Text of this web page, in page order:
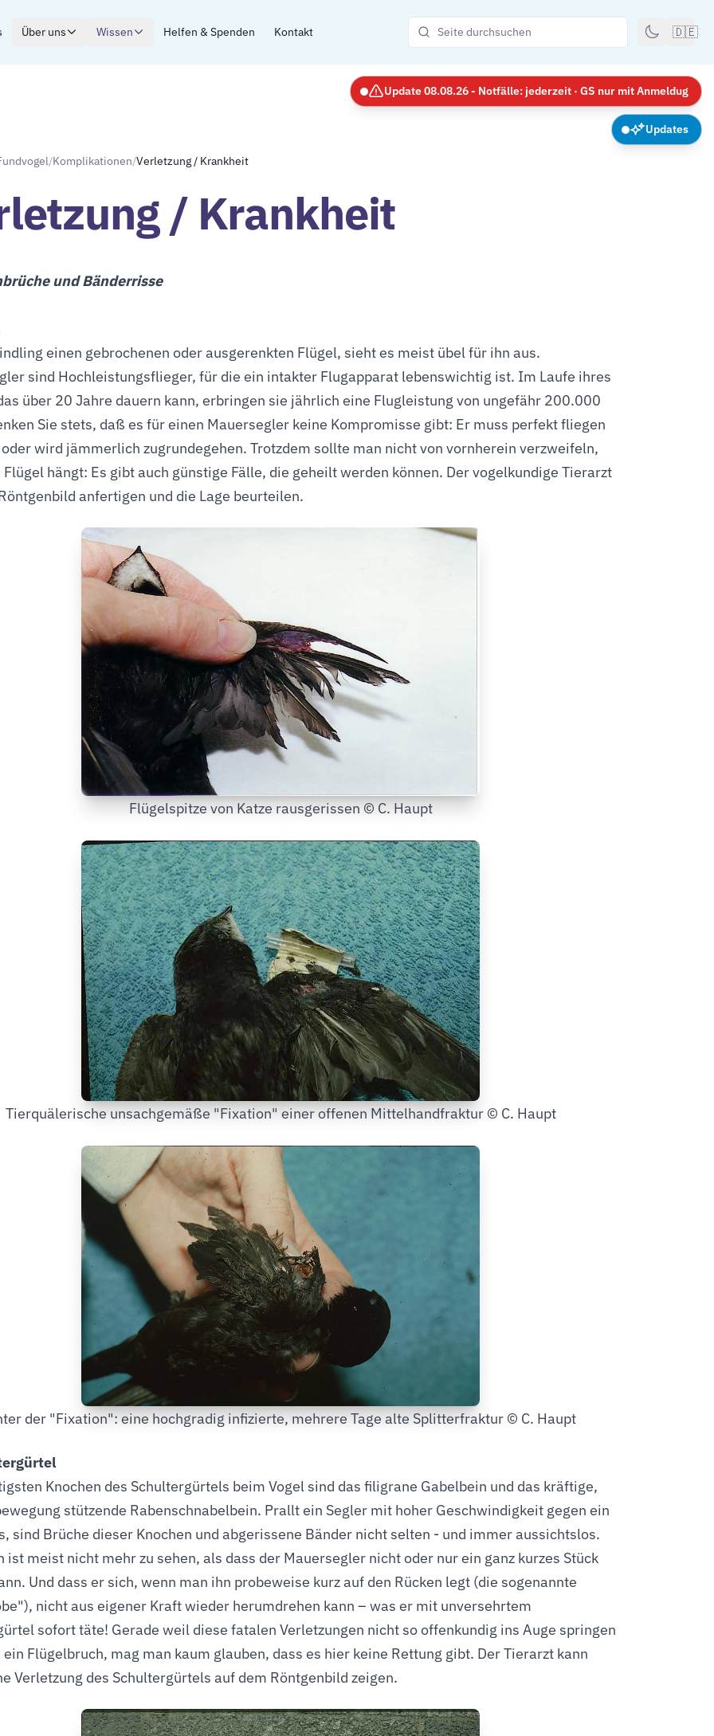
Über uns Wissen Helfen & Spenden Kontakt 🇩🇪
/Komplikationen/Verletzung / Krankheit
/ Krankheit
und Bänderrisse
einen gebrochenen oder ausgerenkten Flügel, sieht es meist übel für ihn aus.
sind Hochleistungsflieger, für die ein intakter Flugapparat lebenswichtig ist. Im Laufe ihres
über 20 Jahre dauern kann, erbringen sie jährlich eine Flugleistung von ungefähr 200.000
Sie stets, daß es für einen Mauersegler keine Kompromisse gibt: Er muss perfekt fliegen
wird jämmerlich zugrundegehen. Trotzdem sollte man nicht von vornherein verzweifeln,
hängt: Es gibt auch günstige Fälle, die geheilt werden können. Der vogelkundige Tierarzt
anfertigen und die Lage beurteilen.
Flügelspitze von Katze rausgerissen © C. Haupt
Tierquälerische unsachgemäße "Fixation" einer offenen Mittelhandfraktur © C. Haupt
der "Fixation": eine hochgradig infizierte, mehrere Tage alte Splitterfraktur © C. Haupt
Knochen des Schultergürtels beim Vogel sind das filigrane Gabelbein und das kräftige,
stützende Rabenschnabelbein. Prallt ein Segler mit hoher Geschwindigkeit gegen ein
sind Brüche dieser Knochen und abgerissene Bänder nicht selten - und immer aussichtslos.
ist meist nicht mehr zu sehen, als dass der Mauersegler nicht oder nur ein ganz kurzes Stück
Und dass er sich, wenn man ihn probeweise kurz auf den Rücken legt (die sogenannte
nicht aus eigener Kraft wieder herumdrehen kann – was er mit unversehrtem
sofort täte! Gerade weil diese fatalen Verletzungen nicht so offenkundig ins Auge springen
Flügelbruch, mag man kaum glauben, dass es hier keine Rettung gibt. Der Tierarzt kann
Verletzung des Schultergürtels auf dem Röntgenbild zeigen.
Update 08.08.26 - Notfälle: jederzeit · GS nur mit Anmeldug
Updates